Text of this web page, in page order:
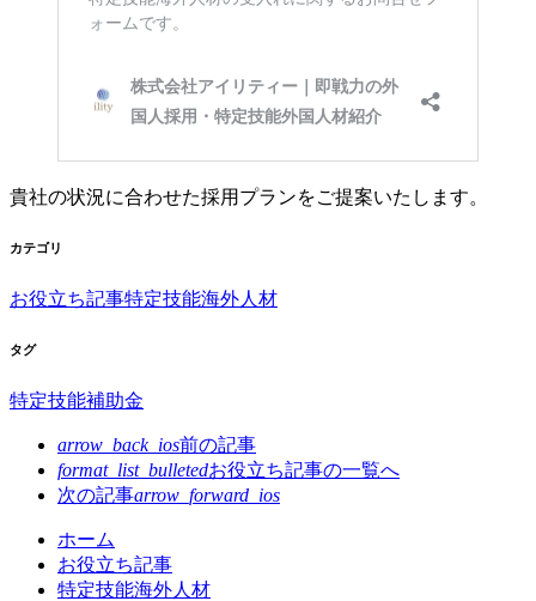
貴社の状況に合わせた採用プランをご提案いたします。
カテゴリ
お役立ち記事特定技能海外人材
タグ
特定技能補助金
arrow_back_ios前の記事
format_list_bulletedお役立ち記事の一覧へ
次の記事arrow_forward_ios
ホーム
お役立ち記事
特定技能海外人材